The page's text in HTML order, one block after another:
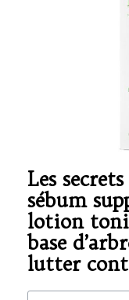
Les
sébum
lotion
base
lutter